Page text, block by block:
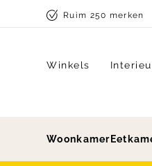
Skip to contentRuim 250 merken
Winkels
Woonkamer